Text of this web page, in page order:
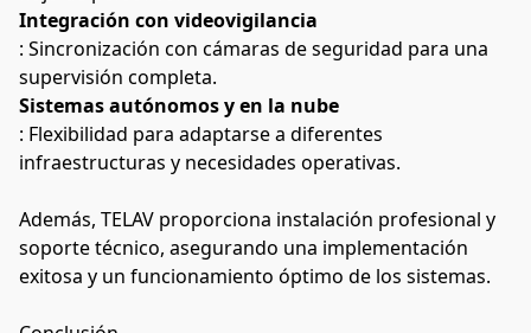
Integración con videovigilancia
: Sincronización con cámaras de seguridad para una
supervisión completa.
Sistemas autónomos y en la nube
: Flexibilidad para adaptarse a diferentes
infraestructuras y necesidades operativas.
Además, TELAV proporciona instalación profesional y
soporte técnico, asegurando una implementación
exitosa y un funcionamiento óptimo de los sistemas.